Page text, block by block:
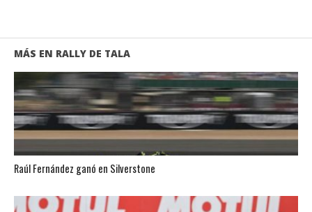
MÁS EN RALLY DE TALA
Raúl Fernández ganó en Silverstone